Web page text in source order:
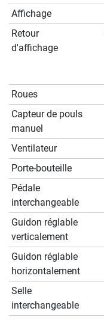
Affichage
Retour
d'affichage
Roues
Capteur de pouls
manuel
Ventilateur
Porte-bouteille
Pédale
interchangeable
Guidon réglable
verticalement
Guidon réglable
horizontalement
Selle
interchangeable